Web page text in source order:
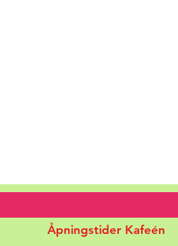
Åpningstider Kafeén